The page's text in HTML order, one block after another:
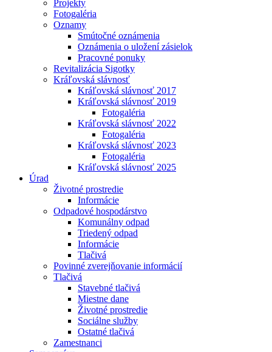
Projekty
Fotogaléria
Oznamy
Smútočné oznámenia
Oznámenia o uložení zásielok
Pracovné ponuky
Revitalizácia Sigotky
Kráľovská slávnosť
Kráľovská slávnosť 2017
Kráľovská slávnosť 2019
Fotogaléria
Kráľovská slávnosť 2022
Fotogaléria
Kráľovská slávnosť 2023
Fotogaléria
Kráľovská slávnosť 2025
Úrad
Životné prostredie
Informácie
Odpadové hospodárstvo
Komunálny odpad
Triedený odpad
Informácie
Tlačivá
Povinné zverejňovanie informácií
Tlačivá
Stavebné tlačivá
Miestne dane
Životné prostredie
Sociálne služby
Ostatné tlačivá
Zamestnanci